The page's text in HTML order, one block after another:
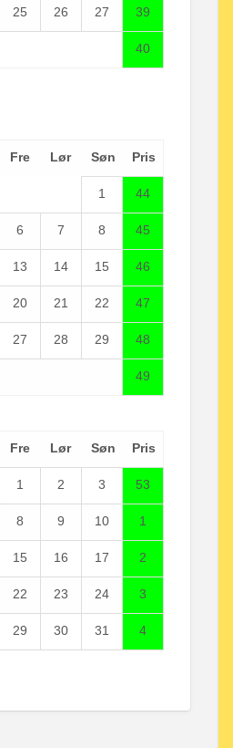
25 26 27 39
40
Fre Lør Søn Pris
1 44
6 7 8 45
13 14 15 46
20 21 22 47
27 28 29 48
49
Fre Lør Søn Pris
1 2 3 53
8 9 10 1
15 16 17 2
22 23 24 3
29 30 31 4